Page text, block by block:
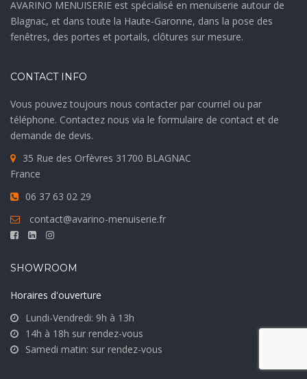
AVARINO MENUISERIE est spécialisé en menuiserie autour de
Blagnac, et dans toute la Haute-Garonne, dans la pose des
fenêtres, des portes et portails, clôtures sur mesure.
CONTACT INFO
Vous pouvez toujours nous contacter par courriel ou par
téléphone. Contactez nous via le formulaire de contact et de
demande de devis.
35 Rue des Orfèvres 31700 BLAGNAC
France
06 37 63 02 29
contact@avarino-menuiserie.fr
SHOWROOM
Horaires d'ouverture
Lundi-Vendredi: 9h à 13h
14h à 18h sur rendez-vous
Samedi matin: sur rendez-vous